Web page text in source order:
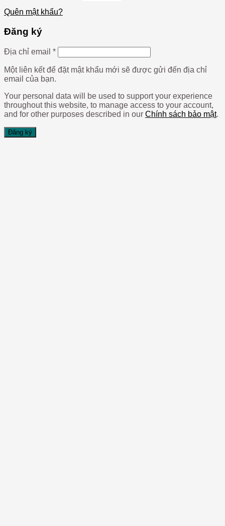
Quên mật khẩu?
Đăng ký
Địa chỉ email *
Một liên kết để đặt mật khẩu mới sẽ được gửi đến địa chỉ
email của bạn.
Your personal data will be used to support your experience
throughout this website, to manage access to your account,
and for other purposes described in our Chính sách bảo mật.
Đăng ký